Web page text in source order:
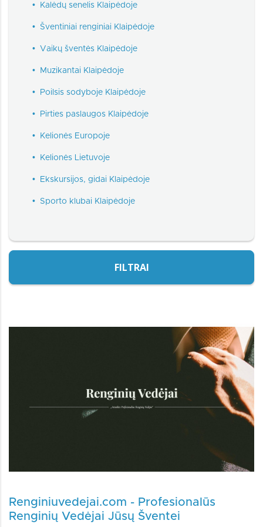
• Kalėdų senelis Klaipėdoje
• Šventiniai renginiai Klaipėdoje
• Vaikų šventės Klaipėdoje
• Muzikantai Klaipėdoje
• Poilsis sodyboje Klaipėdoje
• Pirties paslaugos Klaipėdoje
• Kelionės Europoje
• Kelionės Lietuvoje
• Ekskursijos, gidai Klaipėdoje
• Sporto klubai Klaipėdoje
FILTRAI
Renginiuvedejai.com - Profesionalūs
Renginių Vedėjai Jūsų Šventei